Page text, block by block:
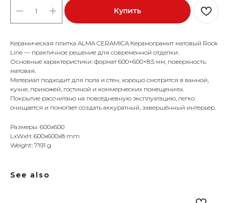
Купить
Керамическая плитка ALMA CERAMICA Керамограмит матовый Rock
Line — практичное решение для современной отделки.
Основные характеристики: формат 600×600×8.5 мм, поверхность:
матовая.
Материал подходит для пола и стен, хорошо смотрится в ванной,
кухне, прихожей, гостиной и коммерческих помещениях.
Покрытие рассчитано на повседневную эксплуатацию, легко
очищается и помогает создать аккуратный, завершённый интерьер.
Размеры: 600x600
LxWxH: 600x600x8 mm
Weight: 7191 g
See also